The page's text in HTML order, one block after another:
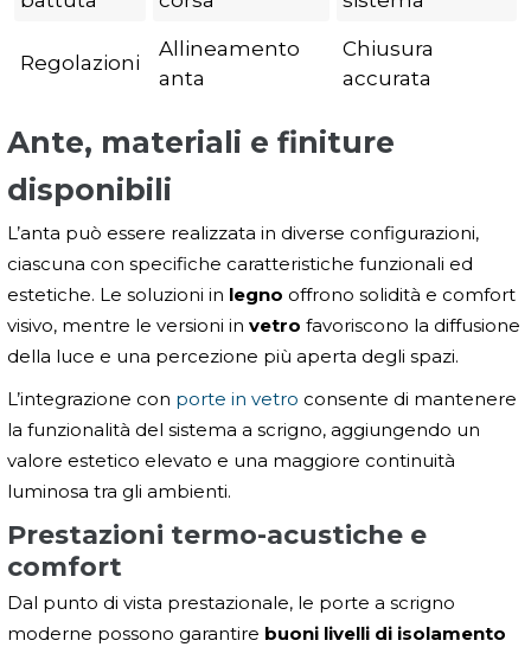
Regolazioni
Allineamento
anta
Chiusura
accurata
Ante, materiali e finiture
disponibili
L’anta può essere realizzata in diverse configurazioni,
ciascuna con specifiche caratteristiche funzionali ed
estetiche. Le soluzioni in legno offrono solidità e comfort
visivo, mentre le versioni in vetro favoriscono la diffusione
della luce e una percezione più aperta degli spazi.
L’integrazione con porte in vetro consente di mantenere
la funzionalità del sistema a scrigno, aggiungendo un
valore estetico elevato e una maggiore continuità
luminosa tra gli ambienti.
Prestazioni termo-acustiche e
comfort
Dal punto di vista prestazionale, le porte a scrigno
moderne possono garantire buoni livelli di isolamento